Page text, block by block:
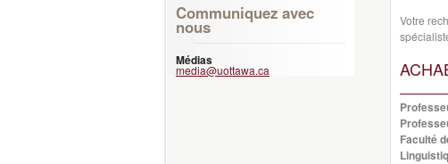
Communiquez avec
nous
Médias
media@uottawa.ca
Votre
Faculté